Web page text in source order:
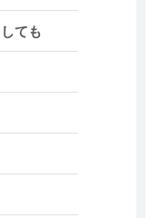
ても